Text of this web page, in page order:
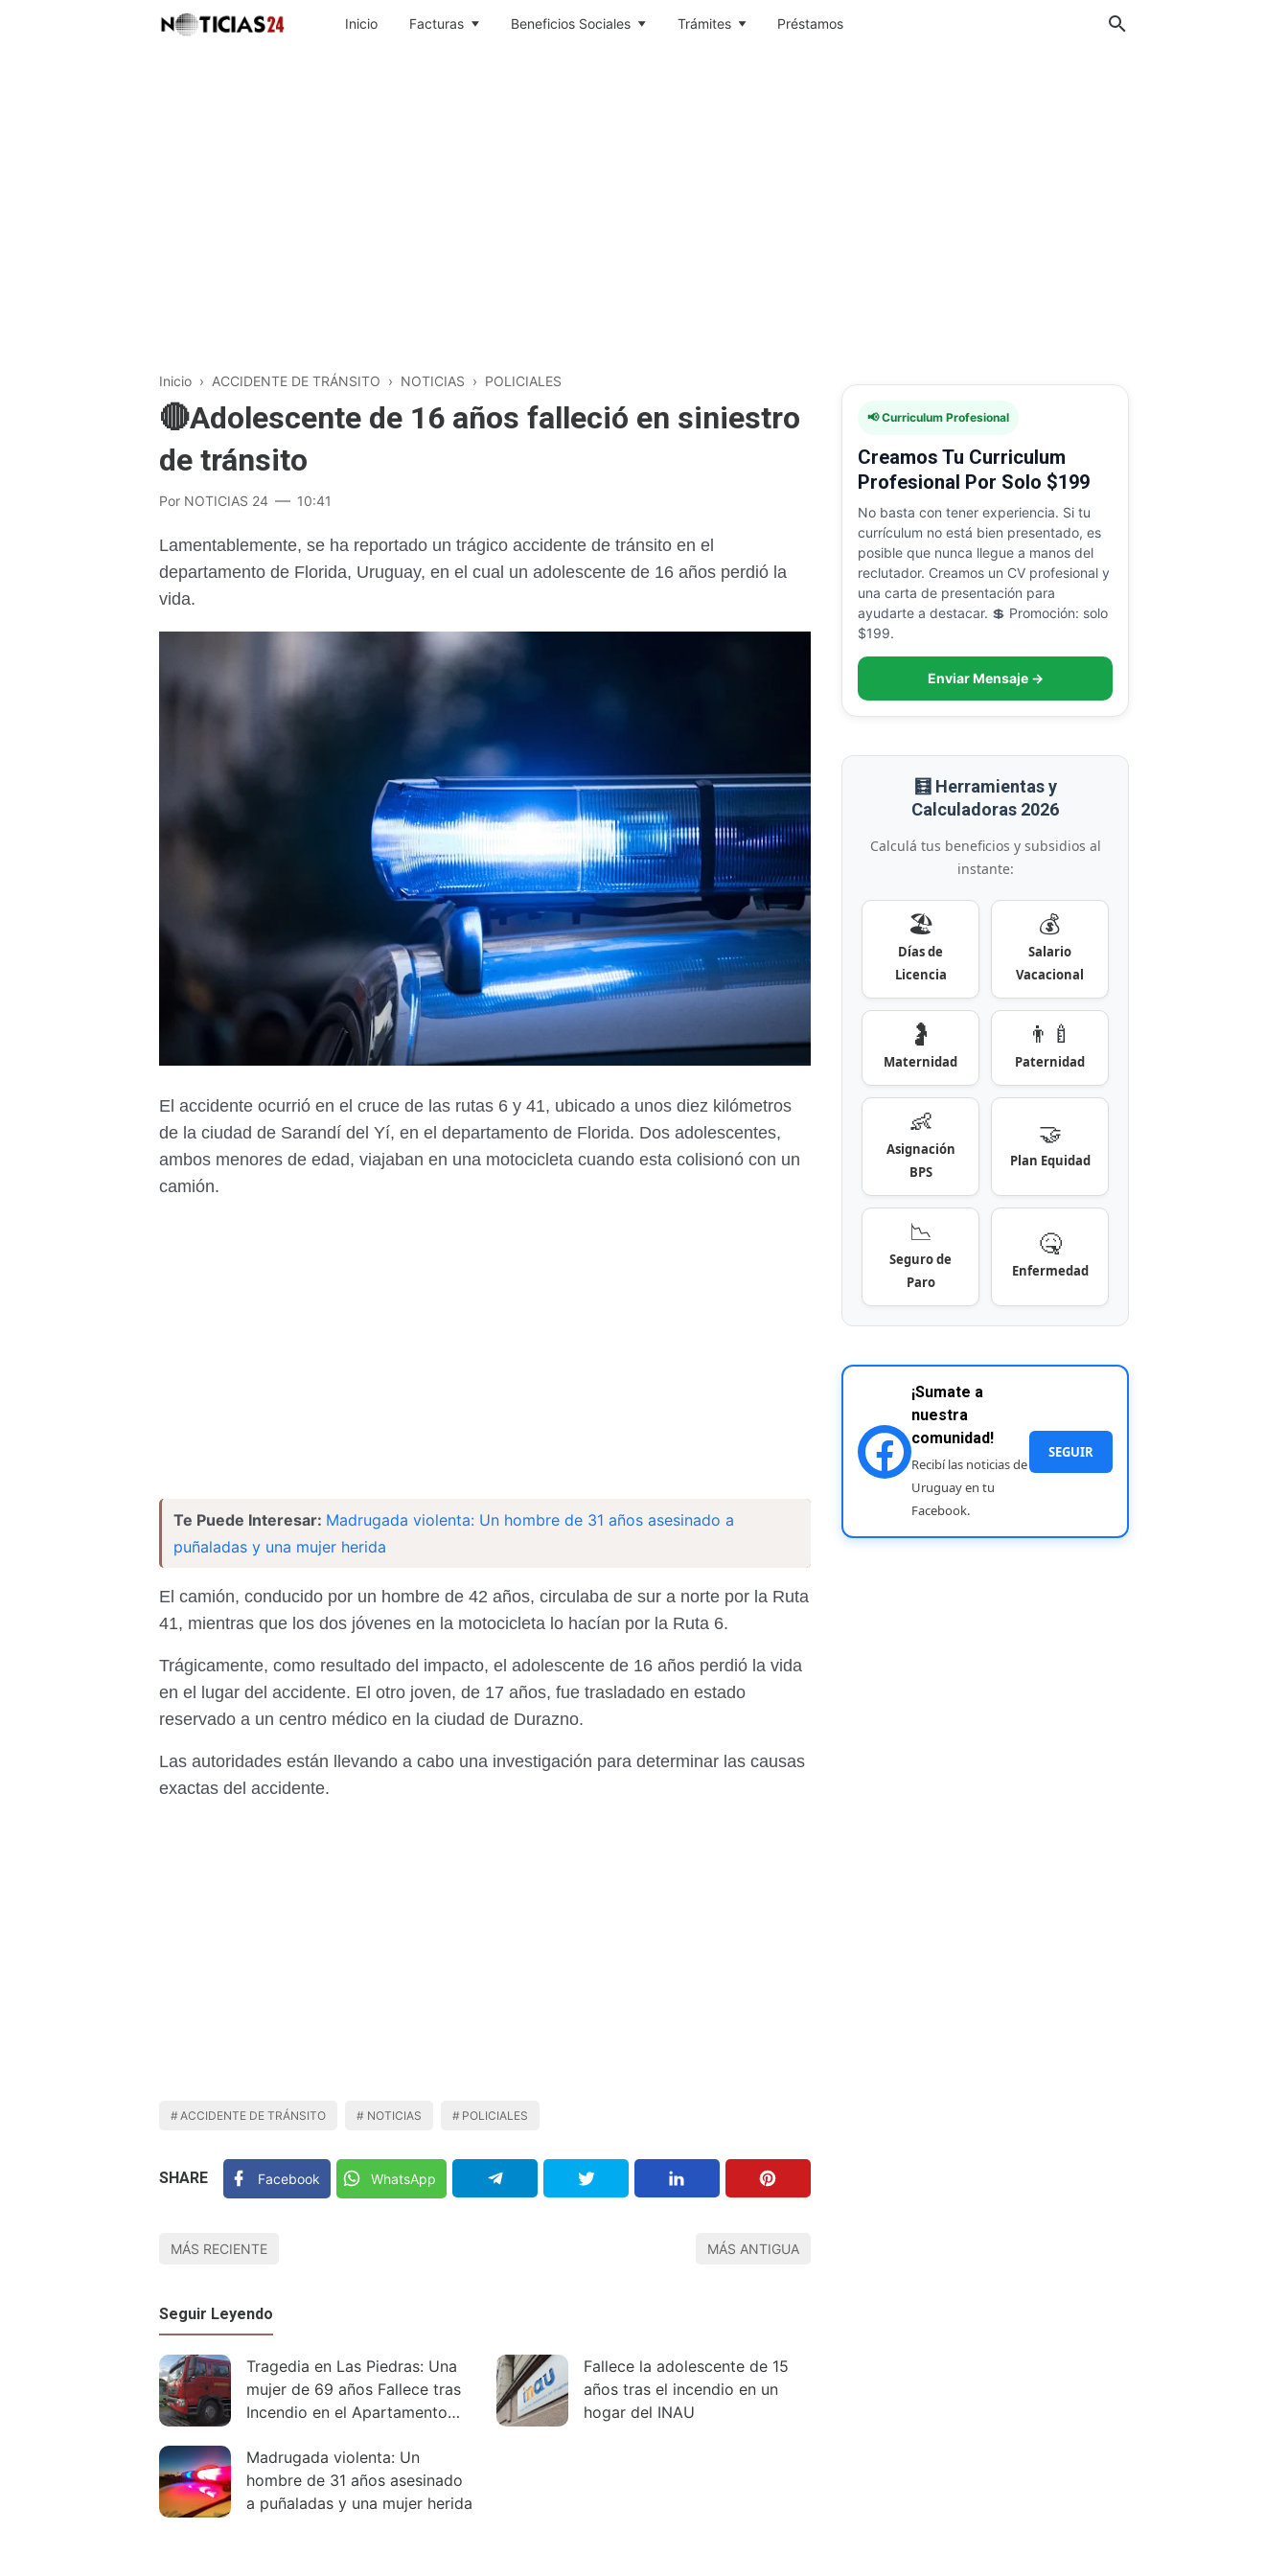
Inicio Facturas Beneficios Sociales Trámites Préstamos
Inicio › ACCIDENTE DE TRÁNSITO › NOTICIAS › POLICIALES
🔴Adolescente de 16 años falleció en siniestro
de tránsito
Por NOTICIAS 24 10:41
Lamentablemente, se ha reportado un trágico accidente de tránsito en el
departamento de Florida, Uruguay, en el cual un adolescente de 16 años perdió la
vida.
El accidente ocurrió en el cruce de las rutas 6 y 41, ubicado a unos diez kilómetros
de la ciudad de Sarandí del Yí, en el departamento de Florida. Dos adolescentes,
ambos menores de edad, viajaban en una motocicleta cuando esta colisionó con un
camión.
Te Puede Interesar: Madrugada violenta: Un hombre de 31 años asesinado a
puñaladas y una mujer herida
El camión, conducido por un hombre de 42 años, circulaba de sur a norte por la Ruta
41, mientras que los dos jóvenes en la motocicleta lo hacían por la Ruta 6.
Trágicamente, como resultado del impacto, el adolescente de 16 años perdió la vida
en el lugar del accidente. El otro joven, de 17 años, fue trasladado en estado
reservado a un centro médico en la ciudad de Durazno.
Las autoridades están llevando a cabo una investigación para determinar las causas
exactas del accidente.
ACCIDENTE DE TRÁNSITO NOTICIAS POLICIALES
SHARE Facebook WhatsApp
MÁS RECIENTE MÁS ANTIGUA
Seguir Leyendo
Tragedia en Las Piedras: Una
mujer de 69 años Fallece tras
Incendio en el Apartamento
Fallece la adolescente de 15
años tras el incendio en un
hogar del INAU
Madrugada violenta: Un
hombre de 31 años asesinado
a puñaladas y una mujer herida
📢 Curriculum Profesional
Creamos Tu Curriculum
Profesional Por Solo $199
No basta con tener experiencia. Si tu
currículum no está bien presentado, es
posible que nunca llegue a manos del
reclutador. Creamos un CV profesional y
una carta de presentación para
ayudarte a destacar. 💲 Promoción: solo
$199.
Enviar Mensaje →
🧮 Herramientas y
Calculadoras 2026
Calculá tus beneficios y subsidios al
instante:
🏖️
Días de
Licencia
💰
Salario
Vacacional
🤰
Maternidad
👨‍🍼
Paternidad
👶
Asignación
BPS
🤝
Plan Equidad
📉
Seguro de
Paro
🤒
Enfermedad
¡Sumate a
nuestra
comunidad!
Recibí las noticias de
Uruguay en tu
Facebook.
SEGUIR